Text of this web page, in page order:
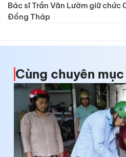
Bác sĩ Trần Văn Lườm giữ chức
Đồng Tháp
Cùng chuyên mục